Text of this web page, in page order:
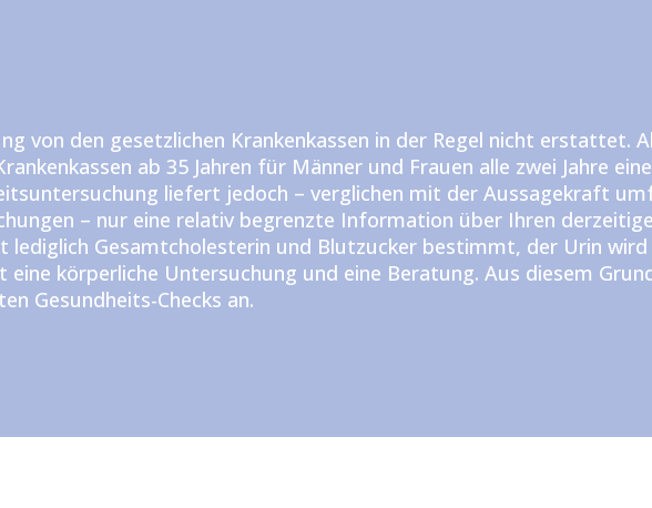
von den gesetzlichen Krankenkassen in der Regel nicht erstattet.
ab 35 Jahren für Männer und Frauen alle zwei Jahre
liefert jedoch – verglichen mit der Aussagekraft
– nur eine relativ begrenzte Information über Ihren
lediglich Gesamtcholesterin und Blutzucker bestimmt, der Urin
körperliche Untersuchung und eine Beratung. Aus diesem
Gesundheits-Checks an.